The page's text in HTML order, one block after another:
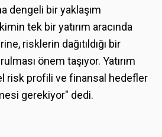
dengeli bir yaklaşım
tek bir yatırım aracında
risklerin dağıtıldığı bir
önem taşıyor. Yatırım
risk profili ve finansal hedefler
gerekiyor" dedi.